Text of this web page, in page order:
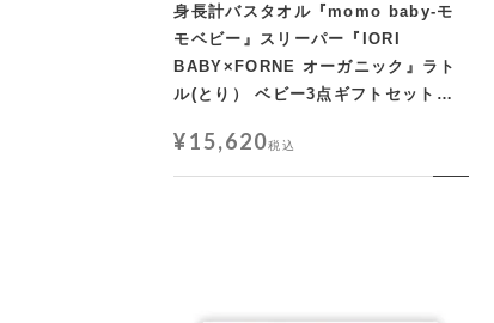
身長計バスタオル『momo baby-モ
モベビー』スリーパー『IORI
BABY×FORNE オーガニック』ラト
ル(とり） ベビー3点ギフトセット
¥15,620税込